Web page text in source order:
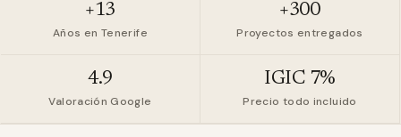
+13
Años en Tenerife
+300
Proyectos entregados
4.9
Valoración Google
IGIC 7%
Precio todo incluido